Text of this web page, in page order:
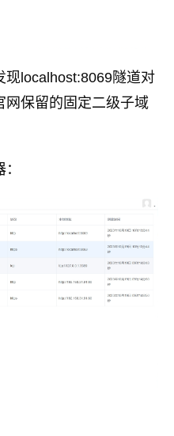
现localhost:8069隧道对
网保留的固定二级子域